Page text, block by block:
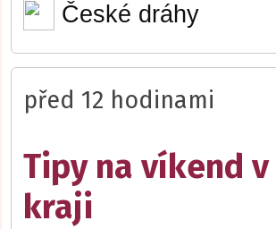
České dráhy
před 12 hodinami
Tipy na víkend
kraji